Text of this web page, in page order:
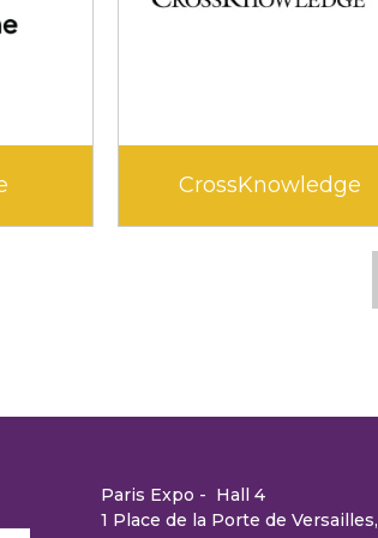
CrossKnowledge
Paris Expo - Hall 4
1 Place de la Porte de Versailles,